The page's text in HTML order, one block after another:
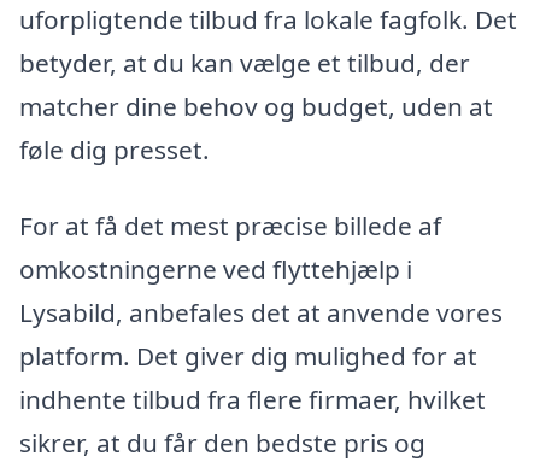
uforpligtende tilbud fra lokale fagfolk. Det
betyder, at du kan vælge et tilbud, der
matcher dine behov og budget, uden at
føle dig presset.
For at få det mest præcise billede af
omkostningerne ved flyttehjælp i
Lysabild, anbefales det at anvende vores
platform. Det giver dig mulighed for at
indhente tilbud fra flere firmaer, hvilket
sikrer, at du får den bedste pris og